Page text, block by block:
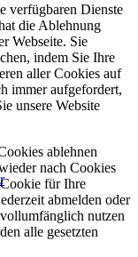
verfügbaren Dienste
die Ablehnung
Webseite. Sie
indem Sie Ihre
aller Cookies auf
immer aufgefordert,
unsere Website
ablehnen
nach Cookies
für Ihre
abmelden oder
nutzen
alle gesetzten